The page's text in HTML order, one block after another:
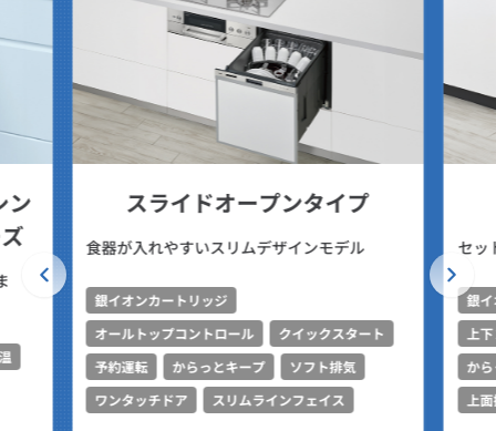
ン
スライドオープンタイプ
食器が入れやすいスリムデザインモデル
銀イオンカートリッジ
オールトップコントロール
クイックスタート
予約運転
からっとキープ
ソフト排気
ワンタッチドア
スリムラインフェイス
セッ
銀
上
か
上